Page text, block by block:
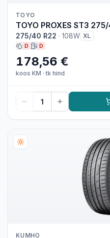
TOYO
TOYO PROXES ST3
275/40 R22 · 108W XL
D D
178,56 €
koos KM ·tk hind
KUMHO